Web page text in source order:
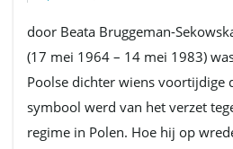
door Beata Bruggeman-
(17 mei 1964 – 14 mei 1983)
Poolse dichter wiens voortijdige
symbool werd van het verzet
regime in Polen. Hoe hij op